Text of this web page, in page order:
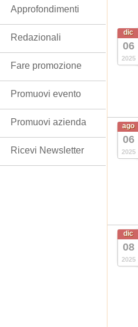
dic
06
2025
ago
06
2025
dic
08
2025
Approfondimenti
Redazionali
Fare promozione
Promuovi evento
Promuovi azienda
Ricevi Newsletter